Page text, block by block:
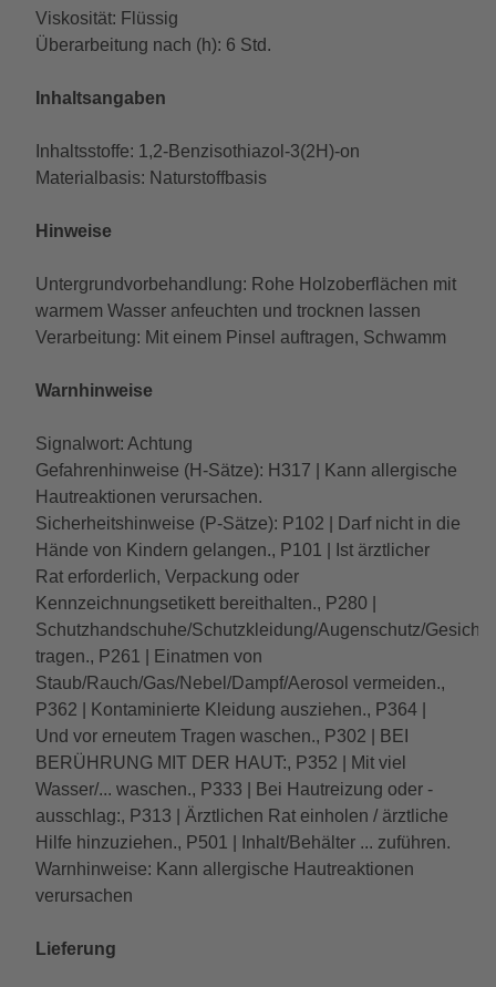
Viskosität: Flüssig
Überarbeitung nach (h): 6 Std.
Inhaltsangaben
Inhaltsstoffe: 1,2-Benzisothiazol-3(2H)-on
Materialbasis: Naturstoffbasis
Hinweise
Untergrundvorbehandlung: Rohe Holzoberflächen mit
warmem Wasser anfeuchten und trocknen lassen
Verarbeitung: Mit einem Pinsel auftragen, Schwamm
Warnhinweise
Signalwort: Achtung
Gefahrenhinweise (H-Sätze): H317 | Kann allergische
Hautreaktionen verursachen.
Sicherheitshinweise (P-Sätze): P102 | Darf nicht in die
Hände von Kindern gelangen., P101 | Ist ärztlicher
Rat erforderlich, Verpackung oder
Kennzeichnungsetikett bereithalten., P280 |
Schutzhandschuhe/Schutzkleidung/Augenschutz/
tragen., P261 | Einatmen von
Staub/Rauch/Gas/Nebel/Dampf/Aerosol vermeiden.,
P362 | Kontaminierte Kleidung ausziehen., P364 |
Und vor erneutem Tragen waschen., P302 | BEI
BERÜHRUNG MIT DER HAUT:, P352 | Mit viel
Wasser/... waschen., P333 | Bei Hautreizung oder -
ausschlag:, P313 | Ärztlichen Rat einholen / ärztliche
Hilfe hinzuziehen., P501 | Inhalt/Behälter ... zuführen.
Warnhinweise: Kann allergische Hautreaktionen
verursachen
Lieferung